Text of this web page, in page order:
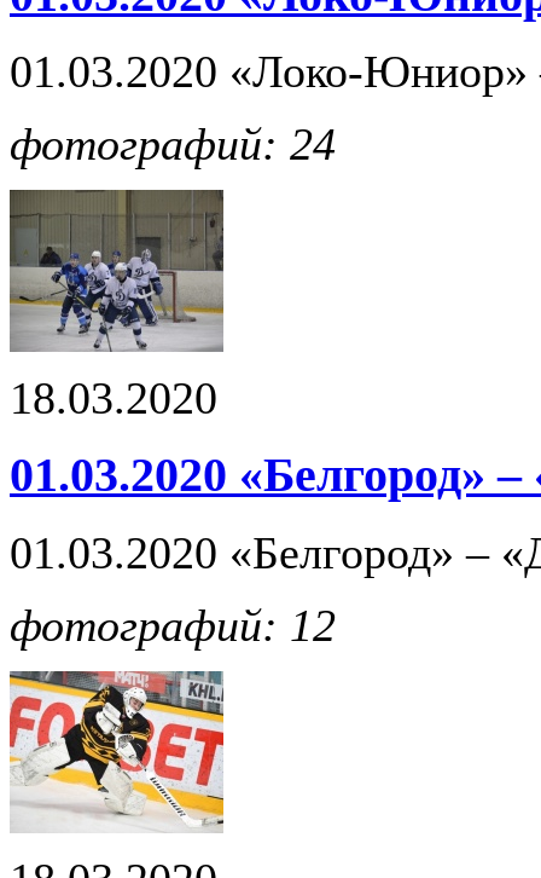
01.03.2020 «Локо-
фотографий: 24
18.03.2020
01.03.2020 «Белгород»
01.03.2020 «Белгород» –
фотографий: 12